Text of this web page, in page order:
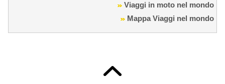
Viaggi in moto nel mondo
Mappa Viaggi nel mondo